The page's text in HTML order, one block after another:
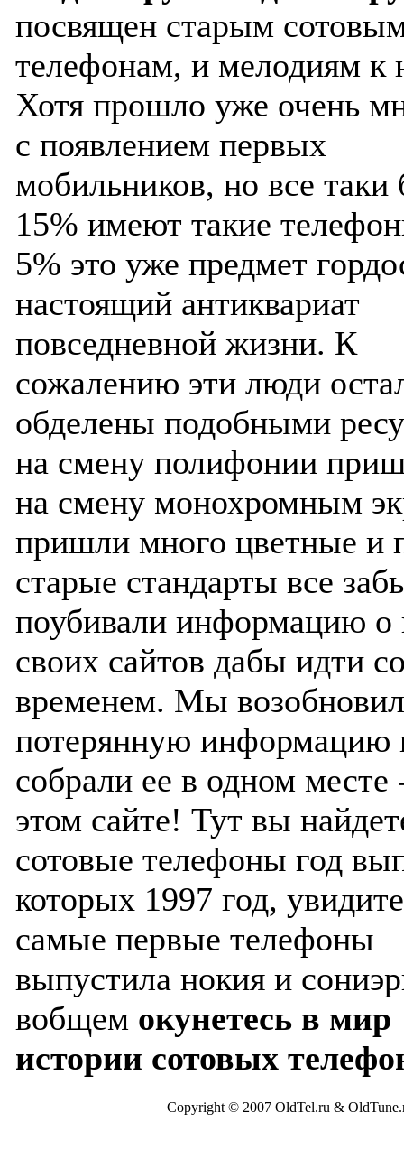
посвящен старым
телефонам, и мелодиям к
Хотя прошло уже очень
с появлением первых
мобильников, но все таки
15% имеют такие
5% это уже предмет
настоящий антиквариат
повседневной жизни. К
сожалению эти люди
обделены подобными
на смену полифонии
на смену монохромным
пришли много цветные и
старые стандарты все
поубивали информацию о
своих сайтов дабы идти
временем. Мы
потерянную информацию
собрали ее в одном месте
этом сайте! Тут вы
сотовые телефоны год
которых 1997 год,
самые первые телефоны
выпустила нокия и
вобщем окунетесь в мир
истории сотовых
Copyright © 2007 OldTel.ru &